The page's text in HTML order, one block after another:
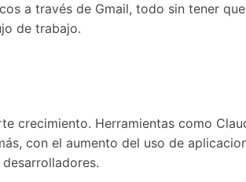
a través de Gmail, todo sin tener
de trabajo.
crecimiento. Herramientas como
con el aumento del uso de